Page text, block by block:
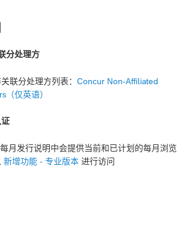
分处理方
联分处理方列表： Concur Non-Affiliated
（仅英语）
月发行说明中会提供当前和已计划的每月浏览
新增功能 - 专业版本 进行访问